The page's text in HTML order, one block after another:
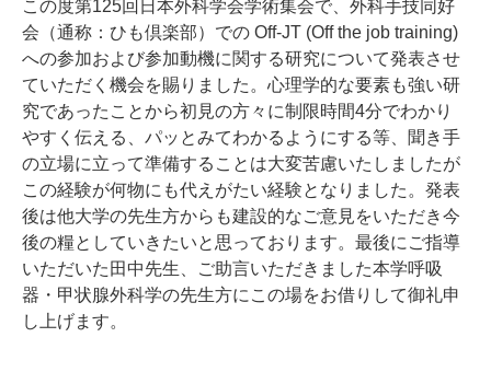
この度第125回日本外科学会学術集会で、外科手技同好
会（通称：ひも倶楽部）での Off-JT (Off the job training)
への参加および参加動機に関する研究について発表させ
ていただく機会を賜りました。心理学的な要素も強い研
究であったことから初見の方々に制限時間4分でわかり
やすく伝える、パッとみてわかるようにする等、聞き手
の立場に立って準備することは大変苦慮いたしましたが
この経験が何物にも代えがたい経験となりました。発表
後は他大学の先生方からも建設的なご意見をいただき今
後の糧としていきたいと思っております。最後にご指導
いただいた田中先生、ご助言いただきました本学呼吸
器・甲状腺外科学の先生方にこの場をお借りして御礼申
し上げます。